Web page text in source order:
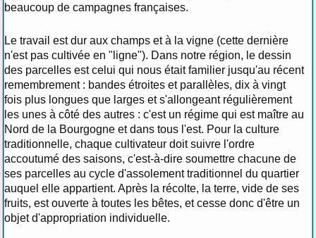
beaucoup de campagnes françaises.
Le travail est dur aux champs et à la vigne (cette dernière
n'est pas cultivée en "ligne"). Dans notre région, le dessin
des parcelles est celui qui nous était familier jusqu'au récent
remembrement : bandes étroites et parallèles, dix à vingt
fois plus longues que larges et s'allongeant régulièrement
les unes à côté des autres : c'est un régime qui est maître au
Nord de la Bourgogne et dans tous l'est. Pour la culture
traditionnelle, chaque cultivateur doit suivre l'ordre
accoutumé des saisons, c'est-à-dire soumettre chacune de
ses parcelles au cycle d'assolement traditionnel du quartier
auquel elle appartient. Après la récolte, la terre, vide de ses
fruits, est ouverte à toutes les bêtes, et cesse donc d'être un
objet d'appropriation individuelle.